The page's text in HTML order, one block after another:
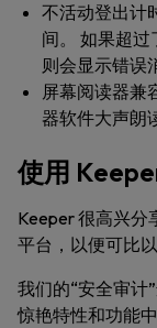
不活动登出计
间。 如果超过
则会显示错误
屏幕阅读器兼
器软件大声朗
使用
Keeper 很高兴分
平台，以便可比
我们的“安全审计
惊艳特性和功能